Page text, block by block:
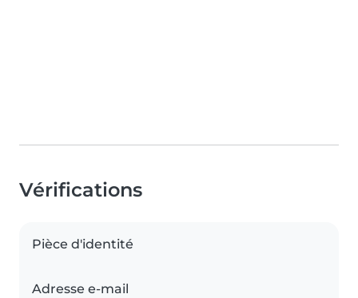
Vérifications
Pièce d'identité
Adresse e-mail